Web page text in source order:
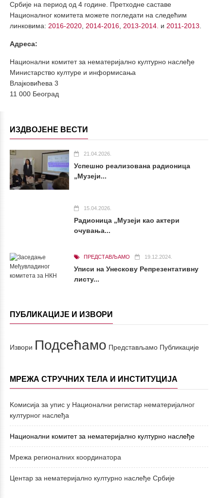
Србије на период од 4 године. Претходне саставе
Националног комитета можете погледати на следећим
линковима: 2016-2020 2014-2016 2013-2014. и 2011-2013
Адреса:
Национални комитет за нематеријално културно наслеђе
Министарство културе и информисања
Влајковићева 3
11 000 Београд
ИЗДВОЈЕНЕ ВЕСТИ
21.04.2026.
Успешно реализована радионица
„Музеји...
15.04.2026.
Радионица „Музеји као актери
очувања...
ПРЕДСТАВЉАМО 19.12.2024.
Уписи на Унескову Репрезентативну
листу...
ПУБЛИКАЦИЈЕ И ИЗВОРИ
Извори Подсећамо Представљамо Публикације
МРЕЖА СТРУЧНИХ ТЕЛА И ИНСТИТУЦИЈА
Kомисија за упис у Национални регистар нематеријалног
културног наслеђа
Национални комитет за нематеријално културно наслеђе
Mрежа регионалних координатора
Центар за нематеријално културно наслеђе Србије